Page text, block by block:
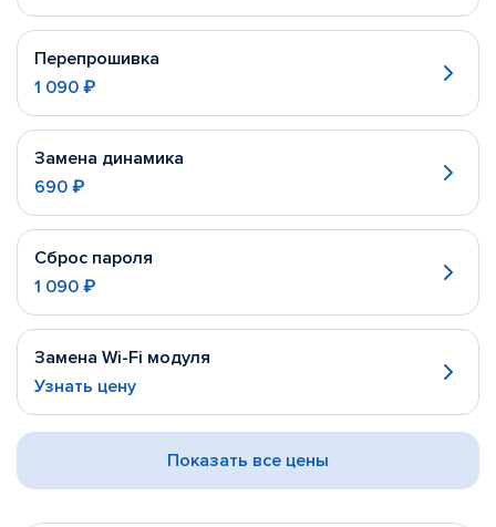
Перепрошивка
1 090 ₽
Замена динамика
690 ₽
Сброс пароля
1 090 ₽
Замена Wi-Fi модуля
Узнать цену
Показать все цены